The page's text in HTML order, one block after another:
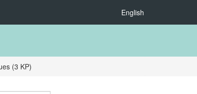
English
(3 KP)